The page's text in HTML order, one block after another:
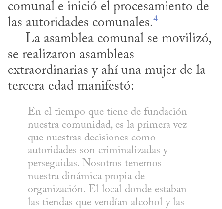
comunal e inició el procesamiento de
las autoridades comunales.4
se realizaron asambleas
extraordinarias y ahí una mujer de la
tercera edad manifestó:
En el tiempo que tiene de fundación
nuestra comunidad, es la primera vez
que nuestras decisiones como
autoridades son criminalizadas y
perseguidas. Nosotros tenemos
nuestra dinámica propia de
organización. El local donde estaban
las tiendas que vendían alcohol y las